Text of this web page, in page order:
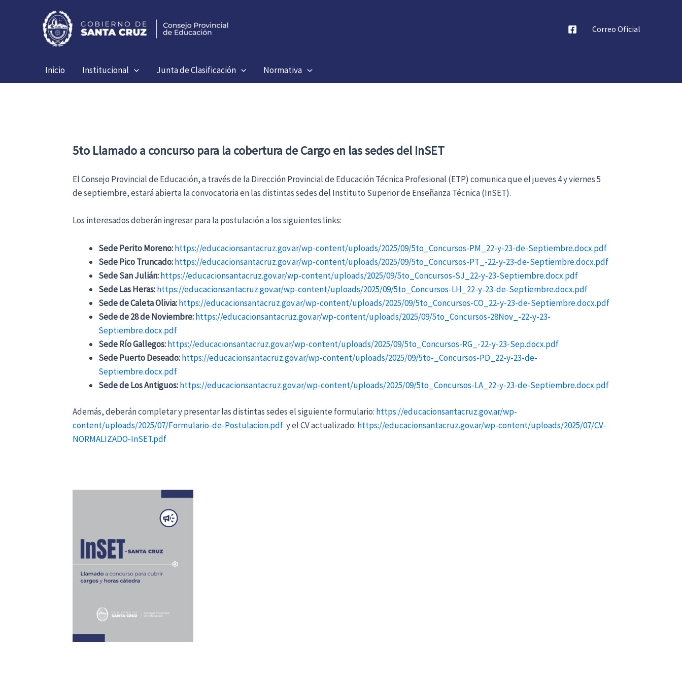
Correo Oficial
Inicio Institucional Junta de Clasificación Normativa
5to Llamado a concurso para la cobertura de Cargo en las sedes del InSET
El Consejo Provincial de Educación, a través de la Dirección Provincial de Educación Técnica Profesional (ETP) comunica que el jueves 4 y viernes 5
de septiembre, estará abierta la convocatoria en las distintas sedes del Instituto Superior de Enseñanza Técnica (InSET).
Los interesados deberán ingresar para la postulación a los siguientes links:
Sede Perito Moreno:https://educacionsantacruz.gov.ar/wp-content/uploads/2025/09/5to_Concursos-PM_22-y-23-de-Septiembre.docx.pdf
Sede Pico Truncado:https://educacionsantacruz.gov.ar/wp-content/uploads/2025/09/5to_Concursos-PT_-22-y-23-de-Septiembre.docx.pdf
Sede San Julián:https://educacionsantacruz.gov.ar/wp-content/uploads/2025/09/5to_Concursos-SJ_22-y-23-Septiembre.docx.pdf
Sede Las Heras:https://educacionsantacruz.gov.ar/wp-content/uploads/2025/09/5to_Concursos-LH_22-y-23-de-Septiembre.docx.pdf
Sede de Caleta Olivia:https://educacionsantacruz.gov.ar/wp-content/uploads/2025/09/5to_Concursos-CO_22-y-23-de-Septiembre.docx.pdf
Sede de 28 de Noviembre:https://educacionsantacruz.gov.ar/wp-content/uploads/2025/09/5to_Concursos-28Nov_-22-y-23-
Septiembre.docx.pdf
Sede Río Gallegos:https://educacionsantacruz.gov.ar/wp-content/uploads/2025/09/5to_Concursos-RG_-22-y-23-Sep.docx.pdf
Sede Puerto Deseado:https://educacionsantacruz.gov.ar/wp-content/uploads/2025/09/5to-_Concursos-PD_22-y-23-de-
Septiembre.docx.pdf
Sede de Los Antiguos:https://educacionsantacruz.gov.ar/wp-content/uploads/2025/09/5to_Concursos-LA_22-y-23-de-Septiembre.docx.pdf
Además, deberán completar y presentar las distintas sedes el siguiente formulario: https://educacionsantacruz.gov.ar/wp-
content/uploads/2025/07/Formulario-de-Postulacion.pdf y el CV actualizado: https://educacionsantacruz.gov.ar/wp-content/uploads/2025/07/CV-
NORMALIZADO-InSET.pdf